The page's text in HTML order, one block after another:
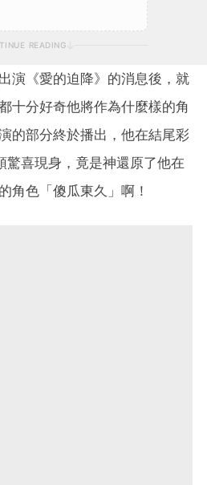
READING
演《愛的迫降》的消息後，就
十分好奇他將作為什麼樣的角
的部分終於播出，他在結尾彩
驚喜現身，竟是神還原了他在
角色「傻瓜東久」啊！